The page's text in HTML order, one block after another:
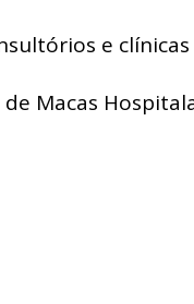
e clínicas
Macas